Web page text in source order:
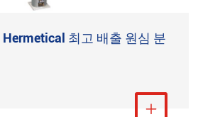
Hermetical 최고 배출 원심 분
더 보기
